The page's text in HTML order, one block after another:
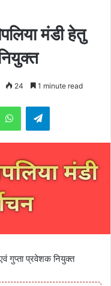
मंडी हेतु
24 1 minute read
WhatsAppTelegram
एवं गुप्ता प्रवेशक नियुक्त